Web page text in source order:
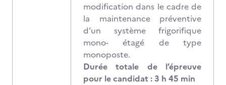
modification dans le cadre de
la maintenance préventive
d’un système frigorifique
mono- étagé de type
monoposte.
Durée totale de l’épreuve
pour le candidat : 3 h 45 min